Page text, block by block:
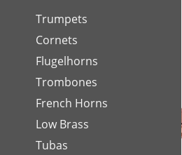
Trumpets
Cornets
Flugelhorns
Trombones
French Horns
Low Brass
Tubas